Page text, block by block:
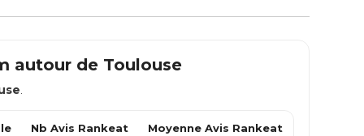
autour de Toulouse
.
Nb Avis Rankeat Moyenne Avis Rankeat